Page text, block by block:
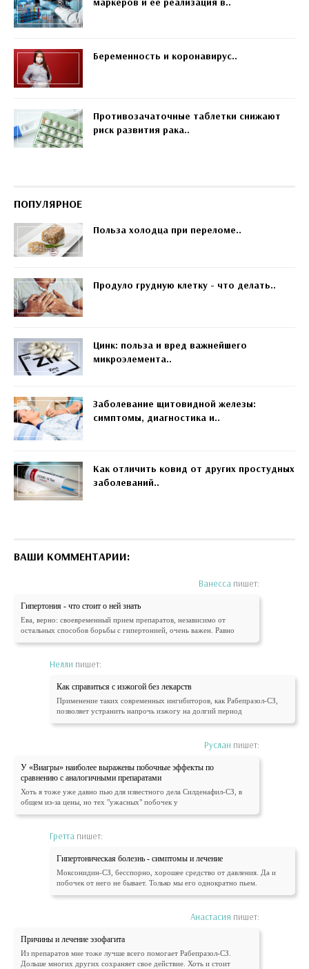
Беременность и коронавирус..
Противозачаточные таблетки снижают
риск развития рака..
ПОПУЛЯРНОЕ
Польза холодца при переломе..
Продуло грудную клетку - что делать..
Цинк: польза и вред важнейшего
микроэлемента..
Заболевание щитовидной железы:
симптомы, диагностика и..
Как отличить ковид от других простудных
заболеваний..
ВАШИ КОММЕНТАРИИ:
Ванесса пишет:
Гипертония - что стоит о ней знать
Ева, верно: своевременный прием препаратов, независимо от
остальных способов борьбы с гипертонией, очень важен. Равно
Нелли пишет:
Как справиться с изжогой без лекарств
Применение таких современных ингибиторов, как Рабепразол-СЗ,
позволяет устранить напрочь изжогу на долгий период
Руслан пишет:
У «Виагры» наиболее выражены побочные эффекты по
сравнению с аналогичными препаратами
Хоть я тоже уже давно пью для известного дела Силденафил-СЗ, в
общем из-за цены, но тех "ужасных" побочек у
Гретта пишет:
Гипертоническая болезнь - симптомы и лечение
Моксонидин-СЗ, бесспорно, хорошее средство от давления. Да и
побочек от него не бывает. Только мы его однократно пьем.
Анастасия пишет:
Причины и лечение эзофагита
Из препаратов мне тоже лучше всего помогает Рабепразол-СЗ.
Дольше многих других сохраняет свое действие. Хоть и стоит